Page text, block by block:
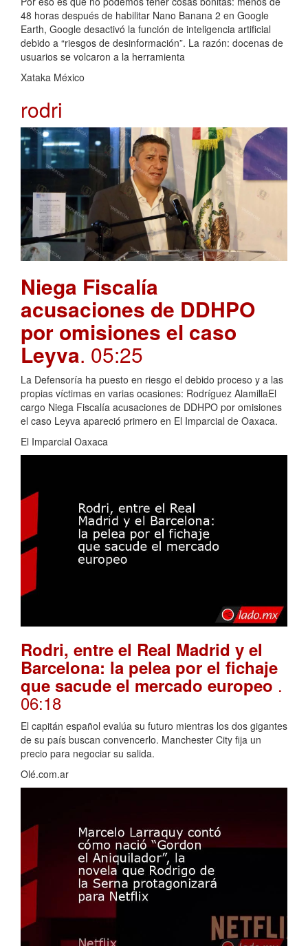
48 horas después de habilitar Nano Banana 2 en Google
Earth, Google desactivó la función de inteligencia artificial
debido a “riesgos de desinformación”. La razón: docenas de
usuarios se volcaron a la herramienta
Xataka México
rodri
Niega Fiscalía
acusaciones de DDHPO
por omisiones el caso
Leyva. 05:25
La Defensoría ha puesto en riesgo el debido proceso y a las
propias víctimas en varias ocasiones: Rodríguez AlamillaEl
cargo Niega Fiscalía acusaciones de DDHPO por omisiones
el caso Leyva apareció primero en El Imparcial de Oaxaca.
El Imparcial Oaxaca
Rodri, entre el Real Madrid y el
Barcelona: la pelea por el fichaje
que sacude el mercado europeo .
06:18
El capitán español evalúa su futuro mientras los dos gigantes
de su país buscan convencerlo. Manchester City fija un
precio para negociar su salida.
Olé.com.ar